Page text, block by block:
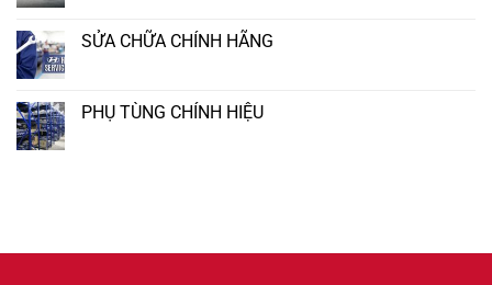
SỬA CHỮA CHÍNH HÃNG
PHỤ TÙNG CHÍNH HIỆU